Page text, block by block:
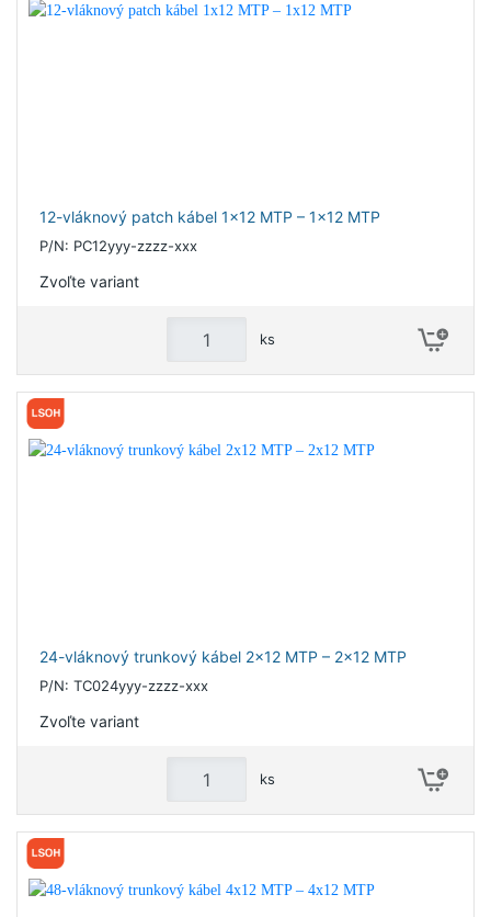
12-vláknový patch kábel 1x12 MTP – 1x12 MTP
P/N: PC12yyy-zzzz-xxx
Zvoľte variant
ks
24-vláknový trunkový kábel 2x12 MTP – 2x12 MTP
P/N: TC024yyy-zzzz-xxx
Zvoľte variant
ks